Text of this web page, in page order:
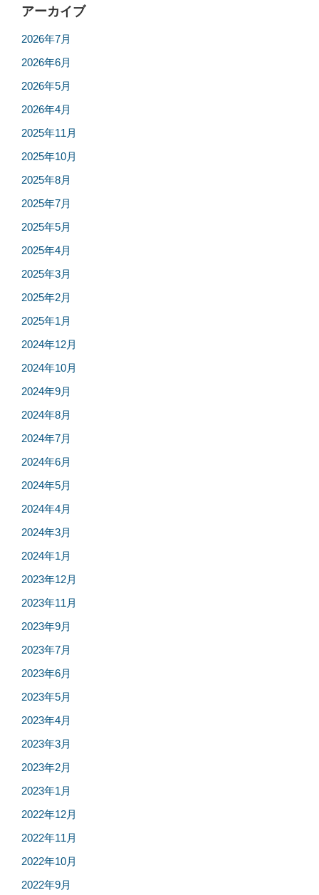
アーカイブ
2026年7月
2026年6月
2026年5月
2026年4月
2025年11月
2025年10月
2025年8月
2025年7月
2025年5月
2025年4月
2025年3月
2025年2月
2025年1月
2024年12月
2024年10月
2024年9月
2024年8月
2024年7月
2024年6月
2024年5月
2024年4月
2024年3月
2024年1月
2023年12月
2023年11月
2023年9月
2023年7月
2023年6月
2023年5月
2023年4月
2023年3月
2023年2月
2023年1月
2022年12月
2022年11月
2022年10月
2022年9月